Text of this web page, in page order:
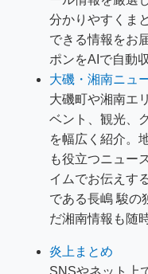
分かりやすくま
できる情報をお
ポンをAIで自動収
大磯・湘南ニュ
大磯町や湘南エ
ベント、観光、
を幅広く紹介。
も役立つニュー
イムでお伝えす
である長嶋 駿の
だ湘南情報も随
炎上まとめ
SNSやネット上